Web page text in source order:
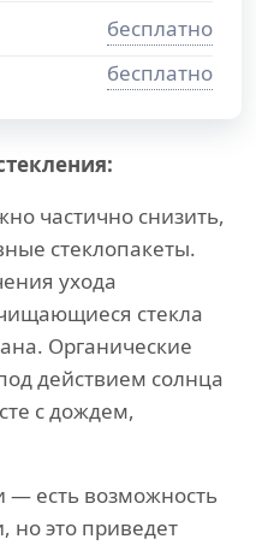
бесплатно
бесплатно
частично снизить,
стеклопакеты.
ухода
стекла
Органические
действием солнца
с дождем,
— есть возможность
но это приведет